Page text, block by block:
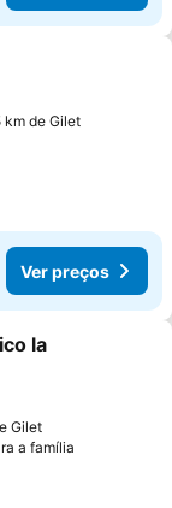
favoritos
km de Gilet
Ver preços
favoritos
la
Gilet
a família